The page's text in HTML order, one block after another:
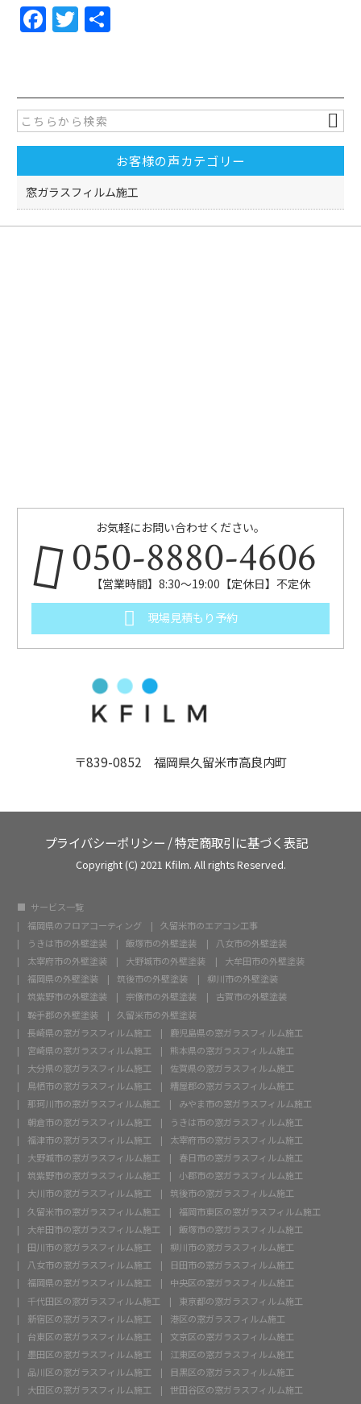
F
e
b
o
o
k
T
er
お客様の声カテゴリー
窓ガラスフィルム施工
お気軽にお問い合わせください。
050-8880-4606
【営業時間】8:30～19:00【定休日】不定休
現場見積もり予約
〒839-0852 福岡県久留米市高良内町
プライバシーポリシー /特定商取引に基づく表記
Copyright (C) 2021 Kfilm. All rights Reserved.
サービス一覧
福岡県のフロアコーティング
久留米市のエアコン工事
うきは市の外壁塗装
飯塚市の外壁塗装
八女市の外壁塗装
太宰府市の外壁塗装
大野城市の外壁塗装
大牟田市の外壁塗装
福岡県の外壁塗装
筑後市の外壁塗装
柳川市の外壁塗装
筑紫野市の外壁塗装
宗像市の外壁塗装
古賀市の外壁塗装
鞍手郡の外壁塗装
久留米市の外壁塗装
長崎県の窓ガラスフィルム施工
鹿児島県の窓ガラスフィルム施工
宮崎県の窓ガラスフィルム施工
熊本県の窓ガラスフィルム施工
大分県の窓ガラスフィルム施工
佐賀県の窓ガラスフィルム施工
鳥栖市の窓ガラスフィルム施工
糟屋郡の窓ガラスフィルム施工
那珂川市の窓ガラスフィルム施工
みやま市の窓ガラスフィルム施工
朝倉市の窓ガラスフィルム施工
うきは市の窓ガラスフィルム施工
福津市の窓ガラスフィルム施工
太宰府市の窓ガラスフィルム施工
大野城市の窓ガラスフィルム施工
春日市の窓ガラスフィルム施工
筑紫野市の窓ガラスフィルム施工
小郡市の窓ガラスフィルム施工
大川市の窓ガラスフィルム施工
筑後市の窓ガラスフィルム施工
久留米市の窓ガラスフィルム施工
福岡市東区の窓ガラスフィルム施工
大牟田市の窓ガラスフィルム施工
飯塚市の窓ガラスフィルム施工
田川市の窓ガラスフィルム施工
柳川市の窓ガラスフィルム施工
八女市の窓ガラスフィルム施工
日田市の窓ガラスフィルム施工
福岡県の窓ガラスフィルム施工
中央区の窓ガラスフィルム施工
千代田区の窓ガラスフィルム施工
東京都の窓ガラスフィルム施工
新宿区の窓ガラスフィルム施工
港区の窓ガラスフィルム施工
台東区の窓ガラスフィルム施工
文京区の窓ガラスフィルム施工
墨田区の窓ガラスフィルム施工
江東区の窓ガラスフィルム施工
品川区の窓ガラスフィルム施工
目黒区の窓ガラスフィルム施工
大田区の窓ガラスフィルム施工
世田谷区の窓ガラスフィルム施工